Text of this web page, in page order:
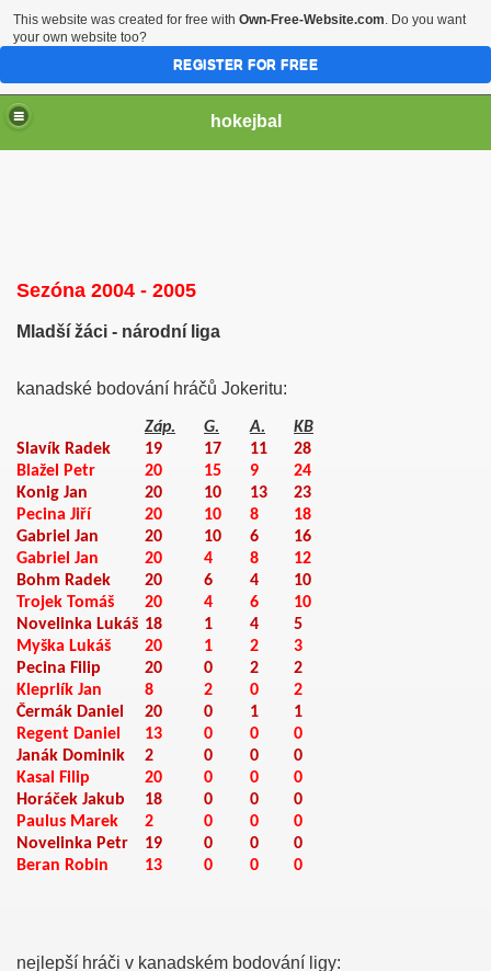
hokejbal
Sezóna 2004 - 2005
Mladší žáci - národní liga
kanadské bodování hráčů Jokeritu:
Záp. G. A.
KB
Slavík Radek
19 17 11
28
Blažel Petr
20 15 9
24
Konig Jan
20 10 13
23
Pecina Jiří
20 10 8
18
Gabriel Jan
20 10 6
16
Gabriel Jan
20 4 8
12
Bohm Radek
20 6 4
10
Trojek Tomáš
20 4 6
10
Novelinka Lukáš 18 1 4
5
Myška Lukáš
20 1 2
3
Pecina Filip
20 0 2
2
Kleprlík Jan
8 2 0
2
Čermák Daniel
20 0 1
1
Regent Daniel
13 0 0
0
Janák Dominik
2 0 0
0
Kasal Filip
20 0 0
0
Horáček Jakub
18 0 0
0
Paulus Marek
2 0 0
0
Novelinka Petr
19 0 0
0
Beran Robin
13 0 0 0
nejlepší hráči v kanadském bodování ligy:
This website was created for free with Own-Free-Website.com. Do you want
your own website too?
REGISTER FOR FREE